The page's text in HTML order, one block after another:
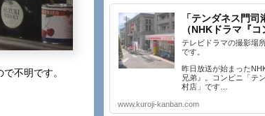
不明です。
「テンダネス門司
（NHKドラマ『コ
テレビドラマの撮影場
です。
昨日放送が始まった
兄弟』。コンビニ「テ
村店」です…
www.kuroji-kanban.com